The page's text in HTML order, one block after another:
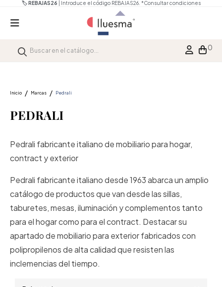
🏷️ REBAJAS26 | Introduce el código REBAJAS26. *Consultar condiciones
0
Inicio Marcas Pedrali
PEDRALI
Pedrali fabricante italiano de mobiliario para hogar,
contract y exterior
Pedrali fabricante italiano desde 1963 abarca un amplio
catálogo de productos que van desde las sillas,
taburetes, mesas, iluminación y complementos tanto
para el hogar como para el contract. Destacar su
apartado de mobiliario para exterior fabricados con
polipropilenos de alta calidad que resisten las
inclemencias del tiempo.